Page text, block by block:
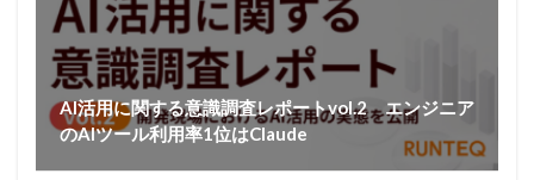
AI活用に関する意識調査レポートvol.2 エンジニア
のAIツール利用率1位はClaude